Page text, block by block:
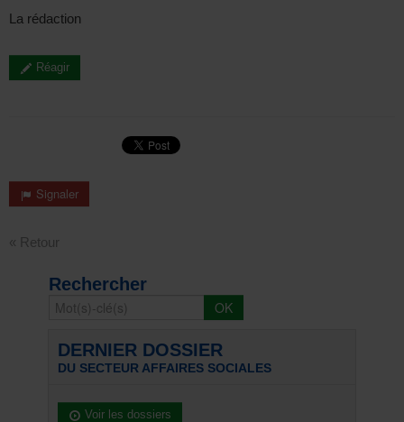
La rédaction
Réagir
Signaler
« Retour
Rechercher
DERNIER DOSSIER
DU SECTEUR AFFAIRES SOCIALES
Voir les dossiers